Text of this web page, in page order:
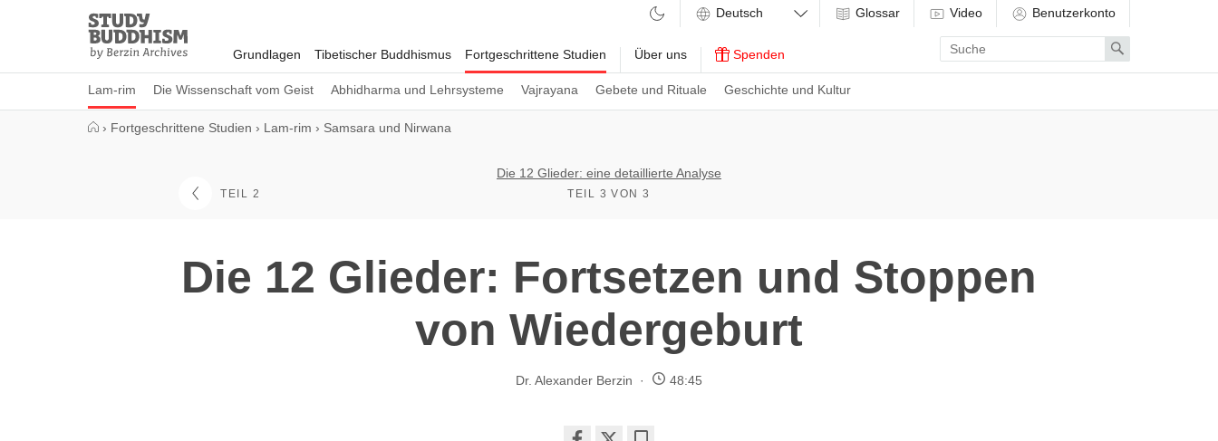
Study
Buddhism
Home
Grundlagen Tibetischer Buddhismus Fortgeschrittene Studien
Lam-rim Die Wissenschaft vom Geist Abhidharma und Lehrsysteme Vajrayana Gebete und Rituale Geschichte und Kultur
Über uns Spenden
Glossar Video Benutzerkonto
Enter
search
term
Search
› Fortgeschrittene Studien › Lam-rim › Samsara und Nirwana
TEIL 2
Die 12 Glieder: eine detaillierte Analyse
TEIL 3 VON 3
Die 12 Glieder: Fortsetzen und Stoppen
von Wiedergeburt
Dr. Alexander Berzin 48:45